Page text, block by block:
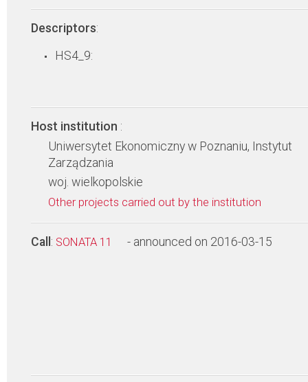
Descriptors:
HS4_9:
Host institution :
Uniwersytet Ekonomiczny w Poznaniu, Instytut
Zarządzania
woj. wielkopolskie
Other projects carried out by the institution
Call : SONATA 11 - announced on 2016-03-15